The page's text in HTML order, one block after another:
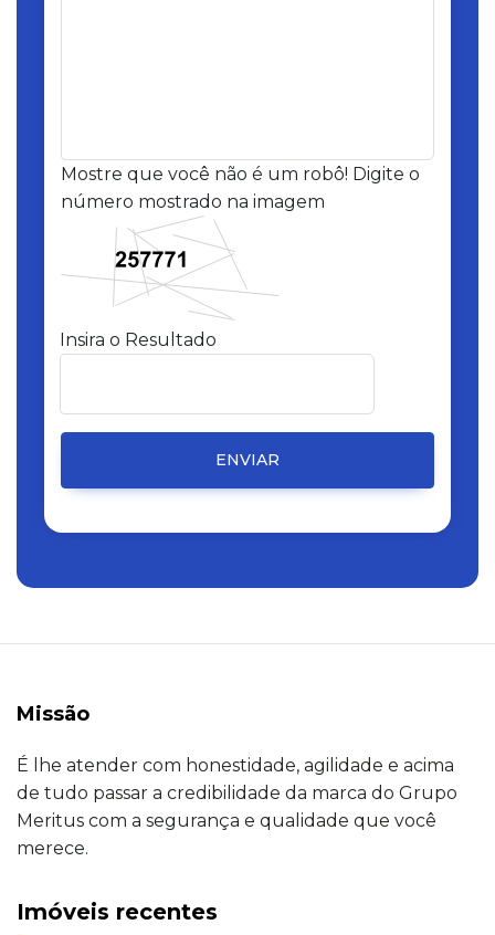
Mostre que você não é um robô! Digite o
número mostrado na imagem
Insira o Resultado
ENVIAR
Missão
É lhe atender com honestidade, agilidade e acima
de tudo passar a credibilidade da marca do Grupo
Meritus com a segurança e qualidade que você
merece.
Imóveis recentes